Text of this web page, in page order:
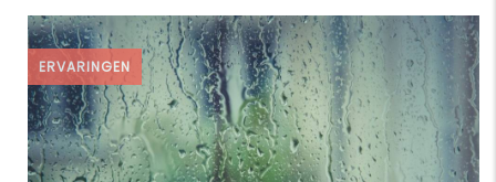
ERVARINGEN